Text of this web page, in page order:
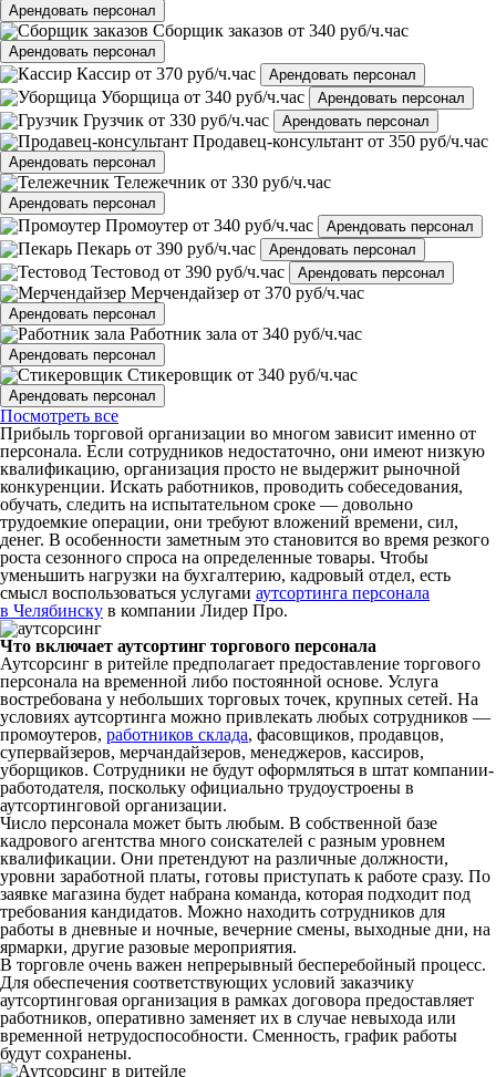
Арендовать персонал
Сборщик заказов от 340 руб/ч.час
Арендовать персонал
Кассир от 370 руб/ч.час Арендовать персонал
Уборщица от 340 руб/ч.час Арендовать персонал
Грузчик от 330 руб/ч.час Арендовать персонал
Продавец-консультант от 350 руб/ч.час
Арендовать персонал
Тележечник от 330 руб/ч.час
Арендовать персонал
Промоутер от 340 руб/ч.час Арендовать персонал
Пекарь от 390 руб/ч.час Арендовать персонал
Тестовод от 390 руб/ч.час Арендовать персонал
Мерчендайзер от 370 руб/ч.час
Арендовать персонал
Работник зала от 340 руб/ч.час
Арендовать персонал
Стикеровщик от 340 руб/ч.час
Арендовать персонал
Посмотреть все
Прибыль торговой организации во многом зависит именно от
персонала. Если сотрудников недостаточно, они имеют низкую
квалификацию, организация просто не выдержит рыночной
конкуренции. Искать работников, проводить собеседования,
обучать, следить на испытательном сроке — довольно
трудоемкие операции, они требуют вложений времени, сил,
денег. В особенности заметным это становится во время резкого
роста сезонного спроса на определенные товары. Чтобы
уменьшить нагрузки на бухгалтерию, кадровый отдел, есть
смысл воспользоваться услугами аутсортинга персонала
в Челябинску в компании Лидер Про.
Что включает аутсортинг торгового персонала
Аутсорсинг в ритейле предполагает предоставление торгового
персонала на временной либо постоянной основе. Услуга
востребована у небольших торговых точек, крупных сетей. На
условиях аутсортинга можно привлекать любых сотрудников —
промоутеров, работников склада, фасовщиков, продавцов,
супервайзеров, мерчандайзеров, менеджеров, кассиров,
уборщиков. Сотрудники не будут оформляться в штат компании-
работодателя, поскольку официально трудоустроены в
аутсортинговой организации.
Число персонала может быть любым. В собственной базе
кадрового агентства много соискателей с разным уровнем
квалификации. Они претендуют на различные должности,
уровни заработной платы, готовы приступать к работе сразу. По
заявке магазина будет набрана команда, которая подходит под
требования кандидатов. Можно находить сотрудников для
работы в дневные и ночные, вечерние смены, выходные дни, на
ярмарки, другие разовые мероприятия.
В торговле очень важен непрерывный бесперебойный процесс.
Для обеспечения соответствующих условий заказчику
аутсортинговая организация в рамках договора предоставляет
работников, оперативно заменяет их в случае невыхода или
временной нетрудоспособности. Сменность, график работы
будут сохранены.